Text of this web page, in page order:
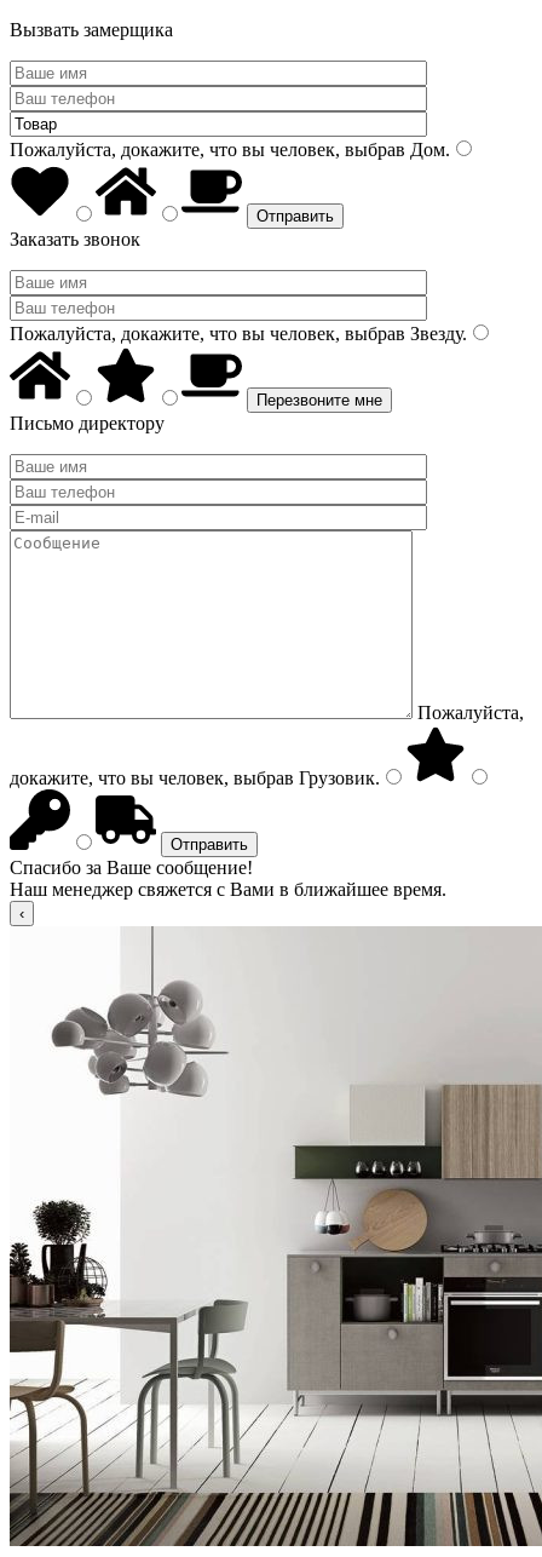
Вызвать замерщика
Пожалуйста, докажите, что вы человек, выбрав Дом.
Заказать звонок
Пожалуйста, докажите, что вы человек, выбрав Звезду.
Письмо директору
Пожалуйста,
докажите, что вы человек, выбрав Грузовик.
Спасибо за Ваше сообщение!
Наш менеджер свяжется с Вами в ближайшее время.